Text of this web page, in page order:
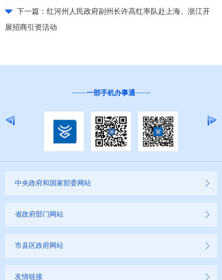
下一篇： 红河州人民政府副州长许高红率队赴上海、浙江开
展招商引资活动
“互联网+督查”
中央政府和国家部委网站
省政府部门网站
市县区政府网站
友情链接